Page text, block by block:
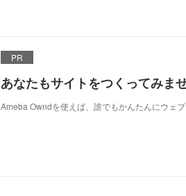
PR
あなたもサイトをつくってみま
Ameba Owndを使えば、誰でもかんたんにウェ